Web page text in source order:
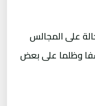
على المجالس
وظلما على بعض